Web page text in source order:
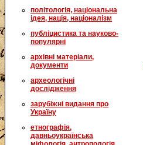
політологія, національна
ідея, нація, націоналізм
публіцистика та науково-
популярні
архівні матеріали,
документи
археологічні
дослідження
зарубіжні видання про
Україну
етнографія,
давньоукраїнська